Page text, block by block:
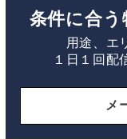
条件に合
用途、エ
１日１回配
メ